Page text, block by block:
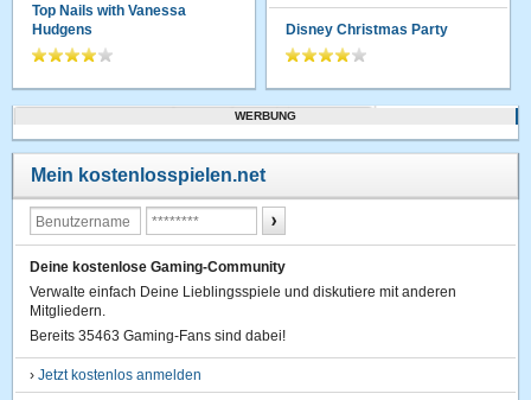
Top Nails with Vanessa
Hudgens
Disney Christmas Party
WERBUNG
Mein kostenlosspielen.net
Deine kostenlose Gaming-Community
Verwalte einfach Deine Lieblingsspiele und diskutiere mit anderen
Mitgliedern.
Bereits 35463 Gaming-Fans sind dabei!
›Jetzt kostenlos anmelden